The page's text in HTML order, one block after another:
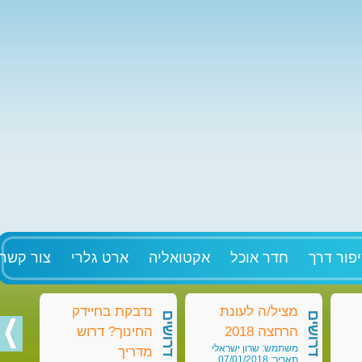
דרך חדר אוכל אקטואליה ארט גלרי צור
מציל/ה לעונת
הרחצה 2018
משתמש: שרון ישראלי
תאריך: 07/01/2018
דרושים
נדבקת בחיידק
החינוך? דרוש
מדריך
דרושים דרושים